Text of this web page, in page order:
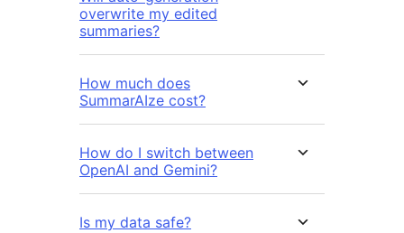
overwrite my edited
summaries?
How much does
SummarAIze cost?
How do I switch between
OpenAI and Gemini?
Is my data safe?